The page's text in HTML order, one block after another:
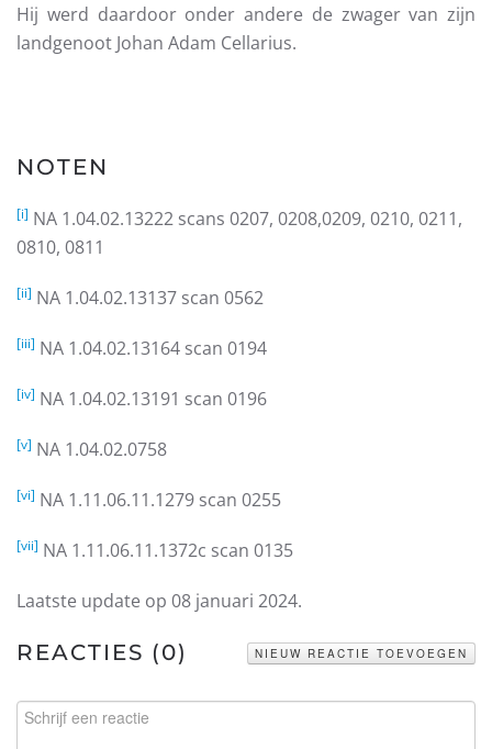
Hij werd daardoor onder andere de zwager van zijn
landgenoot Johan Adam Cellarius.
NOTEN
[i] NA 1.04.02.13222 scans 0207, 0208,0209, 0210, 0211,
0810, 0811
[ii] NA 1.04.02.13137 scan 0562
[iii] NA 1.04.02.13164 scan 0194
[iv] NA 1.04.02.13191 scan 0196
[v] NA 1.04.02.0758
[vi] NA 1.11.06.11.1279 scan 0255
[vii] NA 1.11.06.11.1372c scan 0135
Laatste update op 08 januari 2024.
REACTIES (0) NIEUW REACTIE TOEVOEGEN